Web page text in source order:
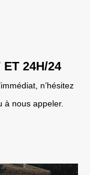
ET 24H/24
n’hésitez
à nous appeler.